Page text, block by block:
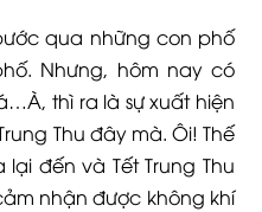
qua những con phố
Nhưng, hôm nay có
thì ra là sự xuất hiện
Thu đây mà. Ôi! Thế
đến và Tết Trung Thu
nhận được không khí